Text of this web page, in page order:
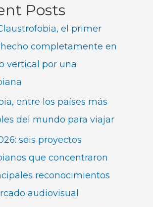
Posts
el primer
completamente en
vertical por una
entre los países más
del mundo para viajar
seis proyectos
que concentraron
reconocimientos
audiovisual